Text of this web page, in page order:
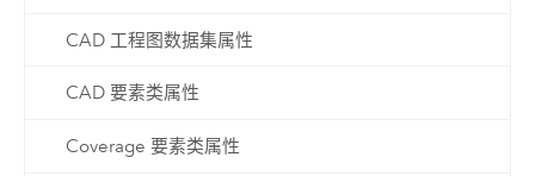
CAD 工程图数据集属性
CAD 要素类属性
Coverage 要素类属性